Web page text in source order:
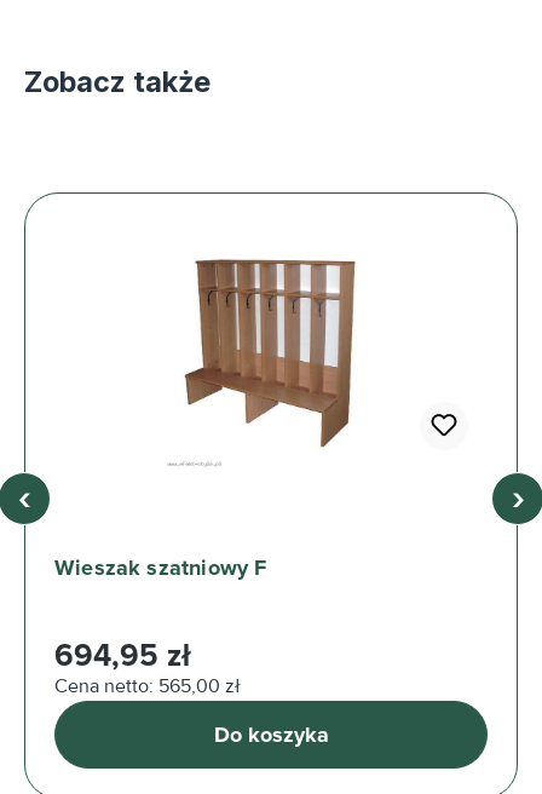
Zobacz także
Wieszak szatniowy F
Cena regularna:
694,95 zł
Cena netto: 565,00 zł
Do koszyka
‹ ›